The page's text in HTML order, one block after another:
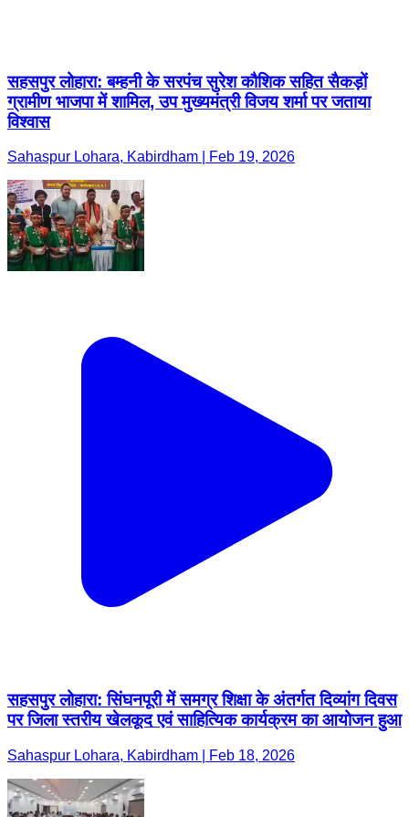
सहसपुर लोहारा: बम्हनी के सरपंच सुरेश कौशिक सहित सैकड़ों
ग्रामीण भाजपा में शामिल, उप मुख्यमंत्री विजय शर्मा पर जताया
विश्वास
Sahaspur Lohara, Kabirdham | Feb 19, 2026
सहसपुर लोहारा: सिंघनपूरी में समग्र शिक्षा के अंतर्गत दिव्यांग दिवस
पर जिला स्तरीय खेलकूद एवं साहित्यिक कार्यक्रम का आयोजन हुआ
Sahaspur Lohara, Kabirdham | Feb 18, 2026